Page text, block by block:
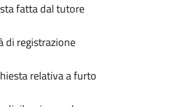
fatta dal tutore
di registrazione
relativa a furto